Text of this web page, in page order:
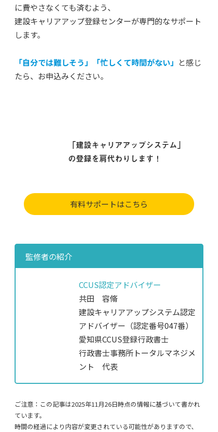
に費やさなくても済むよう、
建設キャリアアップ登録センターが専門的なサポート
します。
「自分では難しそう」「忙しくて時間がない」 と感じ
たら、お申込みください。
「建設キャリアアップシステム」
の登録を肩代わりします！
有料サポートはこちら
監修者の紹介
CCUS認定アドバイザー
共田 容脩
建設キャリアアップシステム認定
アドバイザー（認定番号047番）
愛知県CCUS登録行政書士
行政書士事務所トータルマネジメ
ント 代表
ご注意：この記事は2025年11月26日時点の情報に基づいて書かれ
ています。
時間の経過により内容が変更されている可能性がありますので、